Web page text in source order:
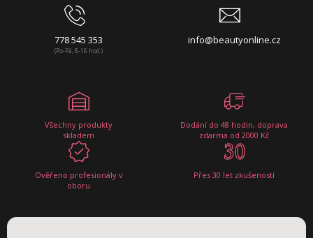
778 545 353
(Po-Pá, 8-16 hod.)
info@beautyonline.cz
Všechny produkty
skladem
Dodání do 48 hodin, doprava
zdarma od 2000 Kč
Ověřeno profesionály v
oboru
Přes 30 let zkušeností